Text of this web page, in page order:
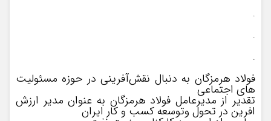
.
.
.
فولاد هرمزگان به دنبال نقش‌آفرینی در حوزه مسئولیت
های اجتماعی
تقدیر از مدیرعامل فولاد هرمزگان به عنوان مدیر ارزش
افرین در تحول‌ و‌توسعه کسب و‌ کار ایران